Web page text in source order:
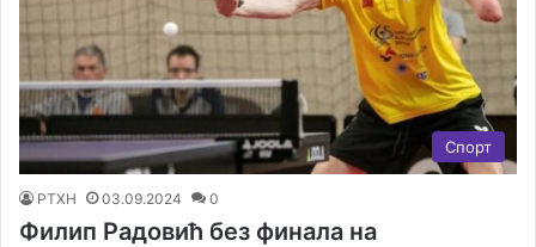
Спорт
РТХН 03.09.2024 0
Филип Радовић без финала на